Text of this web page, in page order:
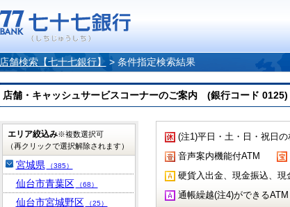
店舗検索【七十七銀行】 > 条件指定検索結果
店舗・キャッシュサービスコーナーのご案内 (銀行コード 0125)
(注1)平日・土・日・祝日
音声案内機能付ATM
硬貨入出金、現金振込、
通帳繰越(注4)ができるATM
エリア絞込み※複数選択可
（再クリックで選択解除されます）
宮城県 （385）
仙台市青葉区 （68）
仙台市宮城野区 （25）